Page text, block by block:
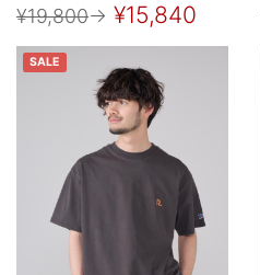
¥19,800→ ¥15,840
SALE